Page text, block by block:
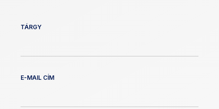
TÁRGY
E-MAIL CÍM